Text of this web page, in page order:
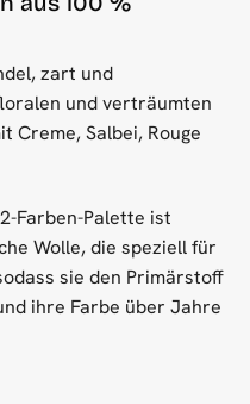
zart und
und verträumten
Creme, Salbei, Rouge
Farben-Palette ist
Wolle, die speziell für
sie den Primärstoff
ihre Farbe über Jahre